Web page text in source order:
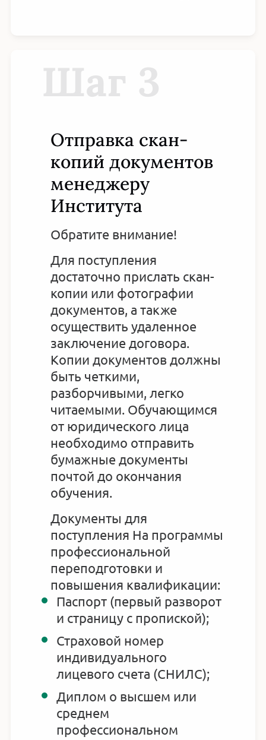
Шаг 3
Отправка скан-
копий документов
менеджеру
Института
Обратите внимание!
Для поступления
достаточно прислать скан-
копии или фотографии
документов, а также
осуществить удаленное
заключение договора.
Копии документов должны
быть четкими,
разборчивыми, легко
читаемыми. Обучающимся
от юридического лица
необходимо отправить
бумажные документы
почтой до окончания
обучения.
Документы для
поступления На программы
профессиональной
переподготовки и
повышения квалификации:
Паспорт (первый разворот
и страницу с пропиской);
Страховой номер
индивидуального
лицевого счета (СНИЛС);
Диплом о высшем или
среднем
профессиональном